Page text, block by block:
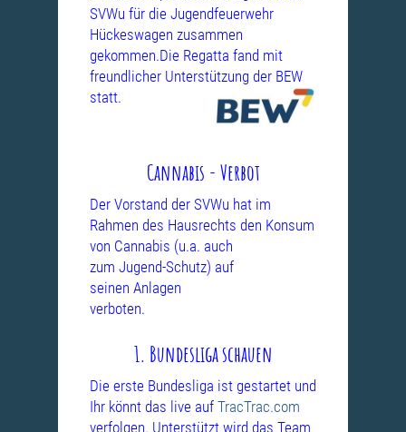
SVWu für die Jugendfeuerwehr
Hückeswagen zusammen
gekommen.Die Regatta fand mit
freundlicher Unterstützung der BEW
statt.
Cannabis - Verbot
Der Vorstand der SVWu hat im
Rahmen des Hausrechts den Konsum
von Cannabis (u.a. auch
zum Jugend-Schutz) auf
seinen Anlagen
verboten.
1. Bundesliga schauen
Die erste Bundesliga ist gestartet und
Ihr könnt das live auf TracTrac.com
verfolgen. Unterstützt wird das Team